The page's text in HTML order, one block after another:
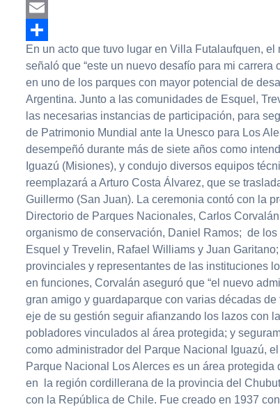
Twitter
Email
Compartir
En un acto que tuvo lugar en Villa Futalaufquen,
señaló que “este un nuevo desafío para mi carrera
en uno de los parques con mayor potencial de
Argentina. Junto a las comunidades de Esquel,
las necesarias instancias de participación, para
de Patrimonio Mundial ante la Unesco para Los
desempeñó durante más de siete años como
Iguazú (Misiones), y condujo diversos equipos
reemplazará a Arturo Costa Álvarez, que se
Guillermo (San Juan). La ceremonia contó con la
Directorio de Parques Nacionales, Carlos
organismo de conservación, Daniel Ramos; de
Esquel y Trevelin, Rafael Williams y Juan
provinciales y representantes de las instituciones
en funciones, Corvalán aseguró que “el nuevo
gran amigo y guardaparque con varias décadas
eje de su gestión seguir afianzando los lazos con
pobladores vinculados al área protegida; y
como administrador del Parque Nacional Iguazú,
Parque Nacional Los Alerces es un área
en la región cordillerana de la provincia del
con la República de Chile. Fue creado en 1937